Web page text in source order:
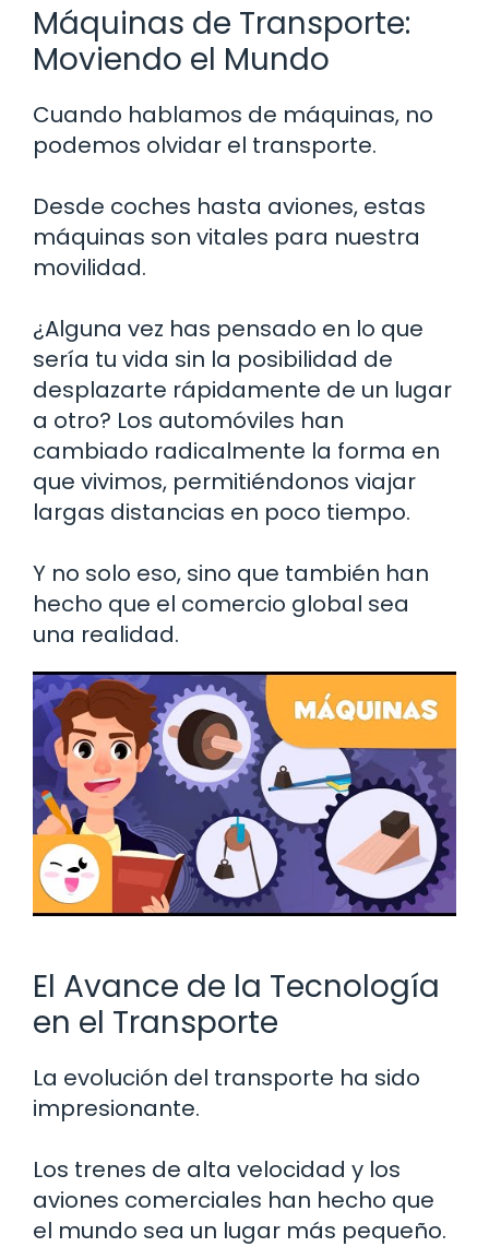
Máquinas de Transporte:
Moviendo el Mundo
Cuando hablamos de máquinas, no
podemos olvidar el transporte.
Desde coches hasta aviones, estas
máquinas son vitales para nuestra
movilidad.
¿Alguna vez has pensado en lo que
sería tu vida sin la posibilidad de
desplazarte rápidamente de un lugar
a otro? Los automóviles han
cambiado radicalmente la forma en
que vivimos, permitiéndonos viajar
largas distancias en poco tiempo.
Y no solo eso, sino que también han
hecho que el comercio global sea
una realidad.
El Avance de la Tecnología
en el Transporte
La evolución del transporte ha sido
impresionante.
Los trenes de alta velocidad y los
aviones comerciales han hecho que
el mundo sea un lugar más pequeño.